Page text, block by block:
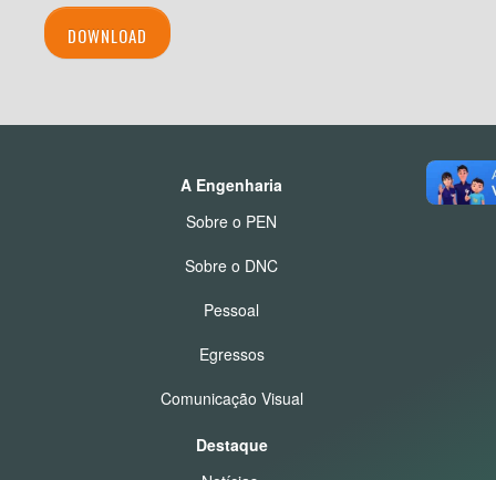
DOWNLOAD
A Engenharia
Sobre o PEN
Sobre o DNC
Pessoal
Egressos
Comunicação Visual
Destaque